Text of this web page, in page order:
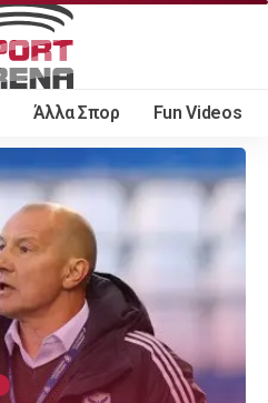
Άλλα Σπορ Fun Videos